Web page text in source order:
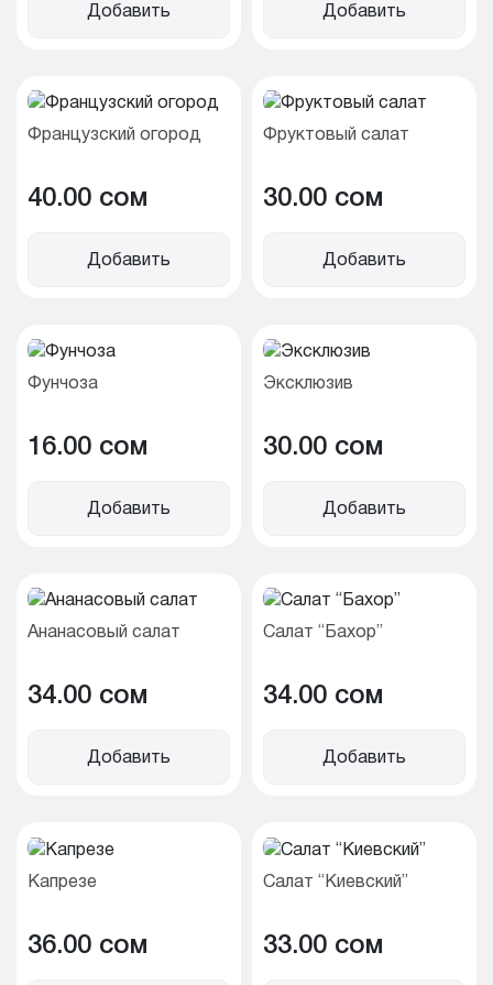
Добавить Добавить
Французский огород
40.00 cом
Добавить
Фруктовый салат
30.00 cом
Добавить
Фунчоза
16.00 cом
Добавить
Эксклюзив
30.00 cом
Добавить
Ананасовый салат
34.00 cом
Добавить
Салат “Бахор”
34.00 cом
Добавить
Капрезе
36.00 cом
Салат “Киевский”
33.00 cом